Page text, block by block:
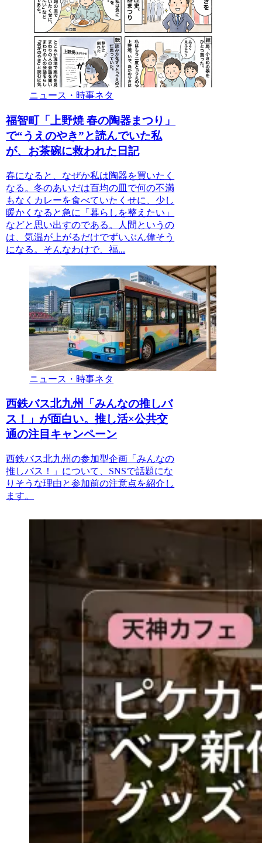
ニュース・時事ネタ
福智町「上野焼 春の陶器まつり」
で“うえのやき”と読んでいた私
が、お茶碗に救われた日記
春になると、なぜか私は陶器を買いたく
なる。冬のあいだは百均の皿で何の不満
もなくカレーを食べていたくせに、少し
暖かくなると急に「暮らしを整えたい」
などと思い出すのである。人間というの
は、気温が上がるだけでずいぶん偉そう
になる。そんなわけで、福...
ニュース・時事ネタ
西鉄バス北九州「みんなの推しバ
ス！」が面白い。推し活×公共交
通の注目キャンペーン
西鉄バス北九州の参加型企画「みんなの
推しバス！」について、SNSで話題にな
りそうな理由と参加前の注意点を紹介し
ます。